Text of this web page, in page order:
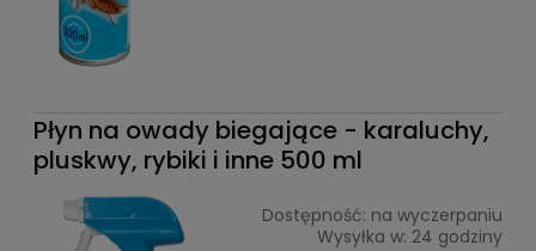
Płyn na owady biegające - karaluchy,
pluskwy, rybiki i inne 500 ml
Dostępność: na wyczerpaniu
Wysyłka w: 24 godziny